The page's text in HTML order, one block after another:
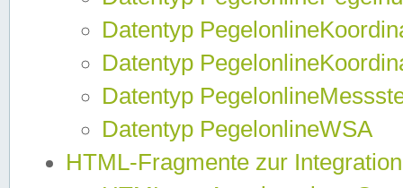
Datentyp
Datentyp
Datentyp
Datentyp PegelonlineWSA
HTML-Fragmente zur